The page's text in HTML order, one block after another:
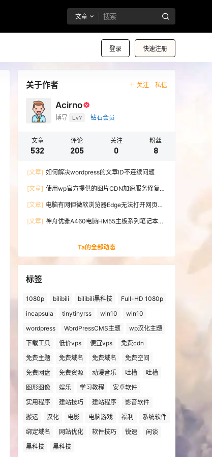
文章
登录 快速注册
关于作者 关注 私信
Acirno
博导 Lv7 钻石会员
文章
532
评论
205
关注
0
粉丝
8
[文章] 如何解决wordpress的文章ID不连续问题
[文章] 使用wp官方提供的图片CDN加速服务修复微
[文章] 电脑有网但微软浏览器Edge无法打开网页的
[文章] 神舟优雅A460电脑HM55主板系列笔记本无
Ta的全部动态
标签
1080p bilibili bilibili黑科技
Full-HD 1080p
incapsula
tinytinyrss win10
win10
wordpress
WordPressCMS主题
wp汉化主题
下载工具
低价vps 便宜vps
免费cdn
免费主题
免费域名 免费域名
免费空间
免费网盘
免费资源 动漫音乐 吐槽
吐槽
图形图像
娱乐 学习教程
安卓软件
实用程序
建站技巧 建站程序
影音软件
搬运
汉化 电影 电脑游戏 福利
系统软件
绑定域名
网站优化 软件技巧 锐速
闲谈
黑科技
黑科技